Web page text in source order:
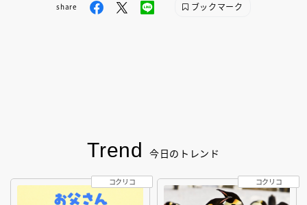
share ブックマーク
Trend 今日のトレンド
コクリコ コクリコ